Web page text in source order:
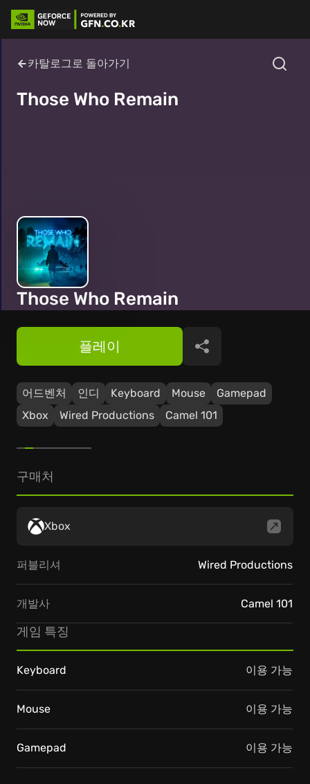
카탈로그로 돌아가기
Those Who Remain
Those Who Remain
어드벤처 인디 Keyboard Mouse
Gamepad
Xbox
Wired Productions Camel 101
플레이 공유
구매처
Xbox
퍼블리셔 Wired Productions
개발사 Camel 101
게임 특징
Keyboard 이용 가능
Mouse 이용 가능
Gamepad 이용 가능